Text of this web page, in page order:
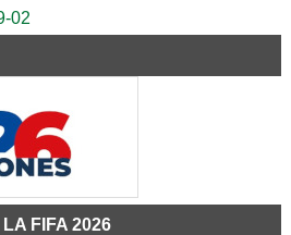
FIFA 2026